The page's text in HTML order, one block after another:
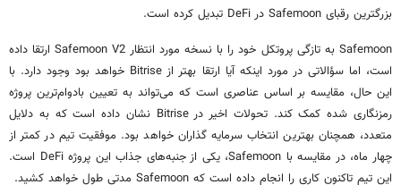
بزرگترین رقبای Safemoon در DeFi تبدیل کرده است.
Safemoon به تازگی پروتکل خود را با نسخه مورد انتظار Safemoon V2 ارتقا داده
است، اما سؤالاتی در مورد اینکه آیا ارتقا بهتر از Bitrise خواهد بود وجود دارد. با
این حال، مقایسه بر اساس عناصری است که می‌تواند به تعیین بادوام‌ترین پروژه
رمزنگاری شده کمک کند. تحولات اخیر در Bitrise نشان داده است که به دلایل
متعدد، همچنان بهترین انتخاب سرمایه گذاران خواهد بود. موفقیت تیم در کمتر از
چهار ماه، در مقایسه با Safemoon، یکی از جنبه‌های جذاب این پروژه DeFi است.
این تیم تاکنون کاری را انجام داده است که Safemoon مدتی طول خواهد کشید.